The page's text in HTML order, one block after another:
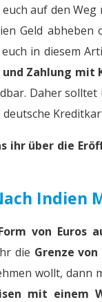
auf den
Geld abheben
in diesem
und Zahlung mit
Daher
deutsche
ihr über die
Indien
von Euros
die Grenze von
wollt, dann
mit einem